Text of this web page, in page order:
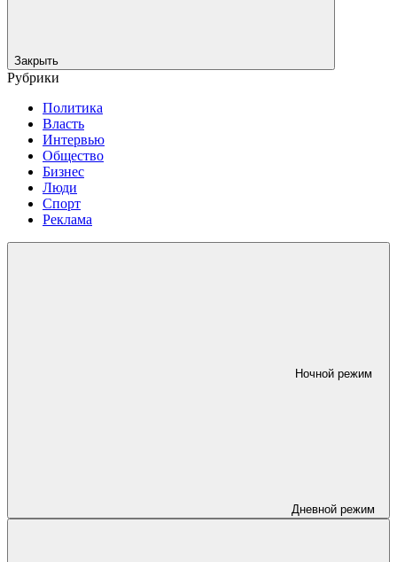
Закрыть
Рубрики
Политика
Власть
Интервью
Общество
Бизнес
Люди
Спорт
Реклама
Ночной режим
Дневной режим